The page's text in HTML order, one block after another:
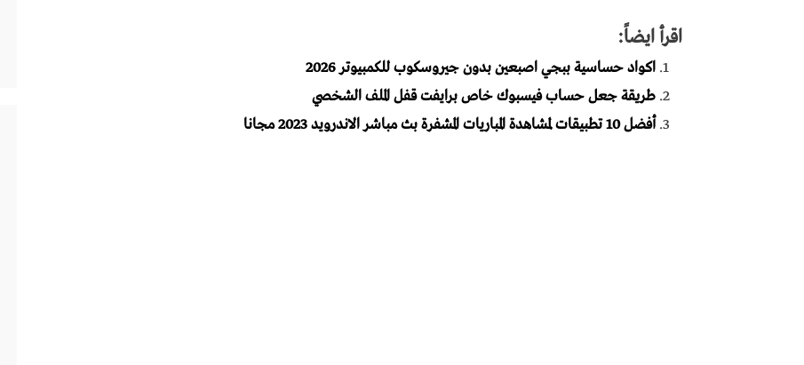
اقرأ ايضاً:
اكواد حساسية ببجي اصبعين بدون جيروسكوب للكمبيوتر 2026
طريقة جعل حساب فيسبوك خاص برايفت قفل الملف الشخصي
أفضل 10 تطبيقات لمشاهدة المباريات المشفرة بث مباشر الاندرويد 2023 مجانا